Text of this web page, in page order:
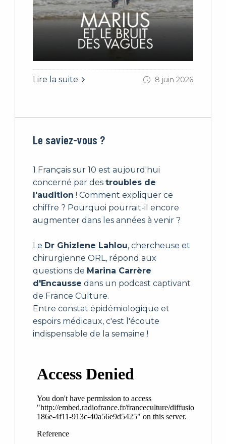
Lire la suite 8 juin 2026
Le saviez-vous ?
1 Français sur 10 est aujourd'hui
concerné par des troubles de
l'audition ! Comment expliquer ce
chiffre ? Pourquoi pourrait-il encore
augmenter dans les années à venir ?
Le Dr Ghizlene Lahlou, chercheuse et
chirurgienne ORL, répond aux
questions de Marina Carrère
d'Encausse dans un podcast captivant
de France Culture.
Entre constat épidémiologique et
espoirs médicaux, c'est l'écoute
indispensable de la semaine !